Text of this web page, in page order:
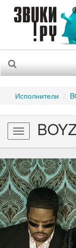
Исполнители
Toggle
navigation